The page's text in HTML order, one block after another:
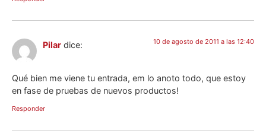
Pilar dice: 10 de agosto de 2011 a las 12:40
Qué bien me viene tu entrada, em lo anoto todo, que estoy
en fase de pruebas de nuevos productos!
Responder